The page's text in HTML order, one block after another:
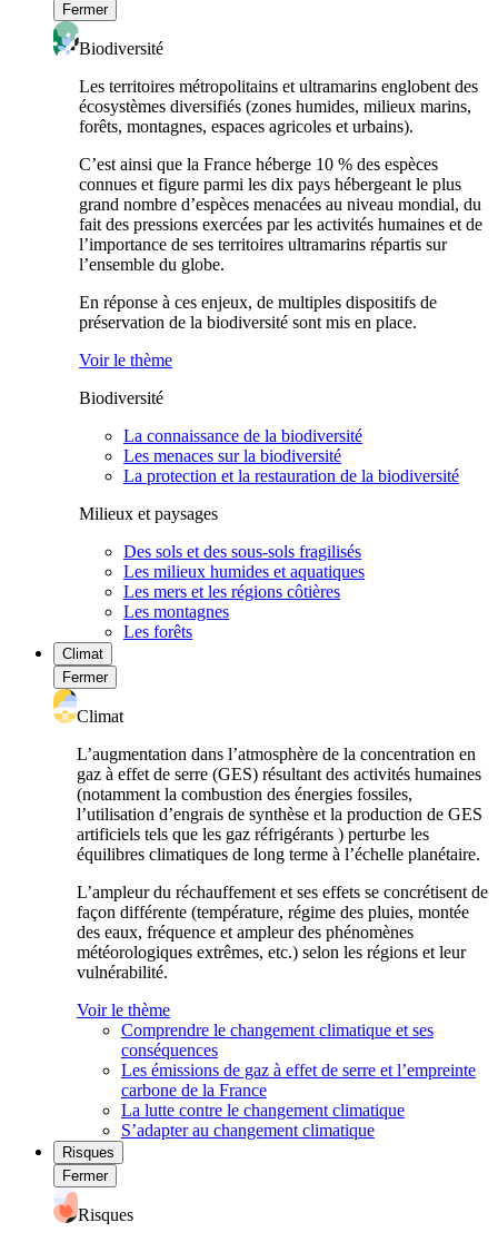
Fermer
Biodiversité
Les territoires métropolitains et ultramarins englobent des
écosystèmes diversifiés (zones humides, milieux marins,
forêts, montagnes, espaces agricoles et urbains).
C’est ainsi que la France héberge 10 % des espèces
connues et figure parmi les dix pays hébergeant le plus
grand nombre d’espèces menacées au niveau mondial, du
fait des pressions exercées par les activités humaines et de
l’importance de ses territoires ultramarins répartis sur
l’ensemble du globe.
En réponse à ces enjeux, de multiples dispositifs de
préservation de la biodiversité sont mis en place.
Voir le thème
Biodiversité
La connaissance de la biodiversité
Les menaces sur la biodiversité
La protection et la restauration de la biodiversité
Milieux et paysages
Des sols et des sous-sols fragilisés
Les milieux humides et aquatiques
Les mers et les régions côtières
Les montagnes
Les forêts
Climat
Fermer
Climat
L’augmentation dans l’atmosphère de la concentration en
gaz à effet de serre (GES) résultant des activités humaines
(notamment la combustion des énergies fossiles,
l’utilisation d’engrais de synthèse et la production de GES
artificiels tels que les gaz réfrigérants ) perturbe les
équilibres climatiques de long terme à l’échelle planétaire.
L’ampleur du réchauffement et ses effets se concrétisent de
façon différente (température, régime des pluies, montée
des eaux, fréquence et ampleur des phénomènes
météorologiques extrêmes, etc.) selon les régions et leur
vulnérabilité.
Voir le thème
Comprendre le changement climatique et ses
conséquences
Les émissions de gaz à effet de serre et l’empreinte
carbone de la France
La lutte contre le changement climatique
S’adapter au changement climatique
Risques
Fermer
Risques